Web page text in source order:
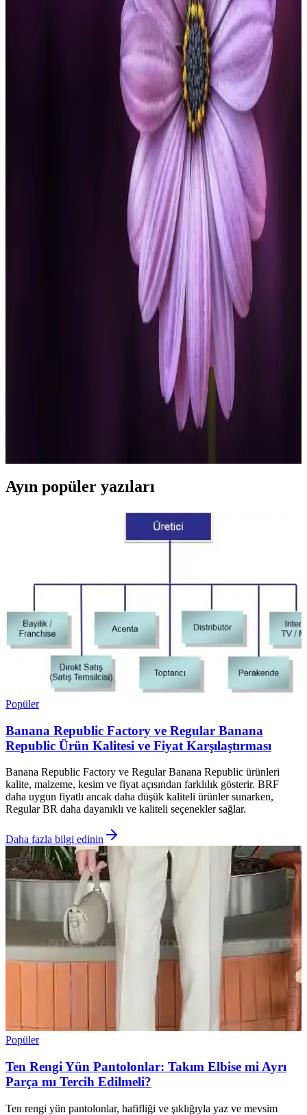
Turuncu Midi Elbise Trendleri ve Kombinasyon
Turuncu midi elbiseler, çeşitli tarz ve modelleriyle dikkat çekiyor.
Günlük ve özel günler için uygun, rahat ve şık seçenekler sunar.
Trendleri ve kombinasyon önerilerini öğrenin.
Pileli Mini Etek Modelleri ve Kombinasyon
İpuçlarıyla Modern Kadın Stili
Pileli mini etekler, çeşitli tarz ve mevsimlere uygun, şık ve rahat
kombinasyonlar sunan kadın modasının önemli parçalarındandır.
Farklı modeller ve aksesuar seçenekleriyle her tarzı tamamlar.
Açık Kahve Elbise: Günlük ve Özel Davetler İçin Şık
ve Çok Yönlü Seçenekler
Doğal ve nötr tonlarıyla açık kahve elbise, her tarz ve mevsimle
uyum sağlayan çok yönlü, şık ve rahat bir tercih. Günlük kullanım
ve özel davetler için ideal modeller ve kombin önerileri burada.
Güncel Giyim Trendleri ve Moda Dünyasında
Yenilikler Hakkında Kapsamlı Bilgi
Giyim ve moda trendleri, online alışveriş avantajları ve sezonlara
uygun tarzlar hakkında detaylı bilgiler içerir.
Siyah Saten Midi Elbise: Modern Kadınlar İçin
Zarif ve Çok Yönlü Giyim Seçeneği
Siyah saten midi elbise, zamansız şıklık ve çok yönlülük sunar. Hem
günlük hem de özel davetlerde rahatlık ve zarafet sağlar,
Ayın popüler yazıları
Popüler
Banana Republic Factory ve Regular Banana
Republic Ürün Kalitesi ve Fiyat Karşılaştırması
Banana Republic Factory ve Regular Banana Republic ürünleri
kalite, malzeme, kesim ve fiyat açısından farklılık gösterir. BRF
daha uygun fiyatlı ancak daha düşük kaliteli ürünler sunarken,
Regular BR daha dayanıklı ve kaliteli seçenekler sağlar.
Daha fazla bilgi edinin
Popüler
Ten Rengi Yün Pantolonlar: Takım Elbise mi Ayrı
Parça mı Tercih Edilmeli?
Ten rengi yün pantolonlar, hafifliği ve şıklığıyla yaz ve mevsim